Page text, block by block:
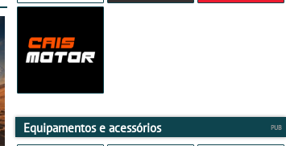
Equipamentos e acessórios